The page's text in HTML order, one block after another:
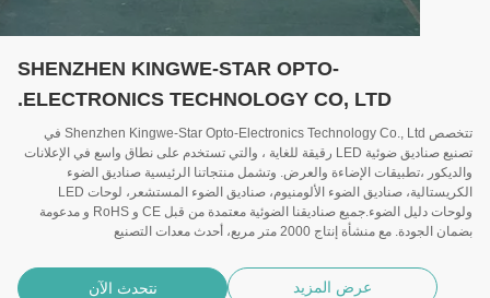
SHENZHEN KINGWE-STAR OPTO-
ELECTRONICS TECHNOLOGY CO, LTD.
تتخصص Shenzhen Kingwe-Star Opto-Electronics Technology Co., Ltd في
تصنيع صناديق ضوئية LED رقيقة للغاية ، والتي تستخدم على نطاق واسع في الإعلانات
والديكور ،تطبيقات الإضاءة والعرض. وتشمل منتجاتنا الرئيسية صناديق الضوء
الكريستالية، صناديق الضوء الألومنيوم، صناديق الضوء المستشعر، لوحات LED
ولوحات دليل الضوء.جميع صناديقنا الضوئية معتمدة من قبل CE و RoHS و مدعومة
بضمان الجودة. مع منشأة إنتاج 2000 متر مربع، أحدث معدات التصنيع
عرض المزيد نتحدث الآن